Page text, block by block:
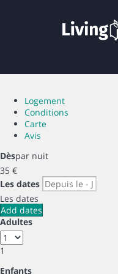
Logement
Conditions
Carte
Avis
Dèspar nuit
35 €
Les dates
Les dates
Add dates
Adultes
1
Enfants